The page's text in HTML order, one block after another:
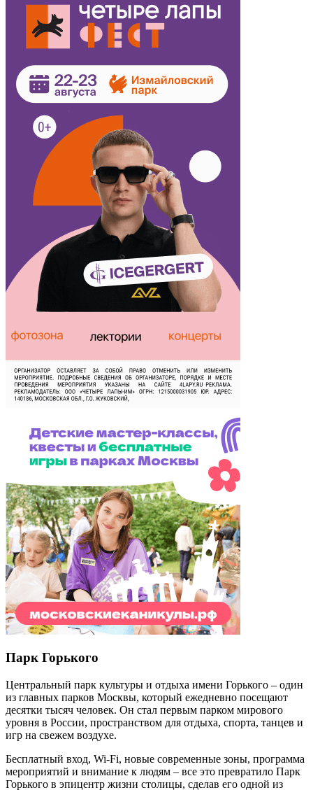
Парк Горького
Центральный парк культуры и отдыха имени Горького – один
из главных парков Москвы, который ежедневно посещают
десятки тысяч человек. Он стал первым парком мирового
уровня в России, пространством для отдыха, спорта, танцев и
игр на свежем воздухе.
Бесплатный вход, Wi-Fi, новые современные зоны, программа
мероприятий и внимание к людям – все это превратило Парк
Горького в эпицентр жизни столицы, сделав его одной из